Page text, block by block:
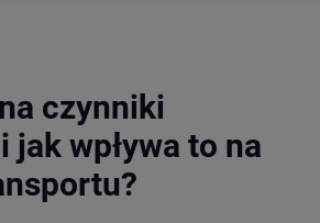
czynniki
wpływa to na